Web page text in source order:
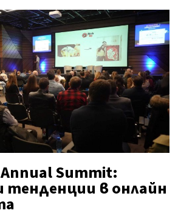
Summit:
тенденции в онлайн